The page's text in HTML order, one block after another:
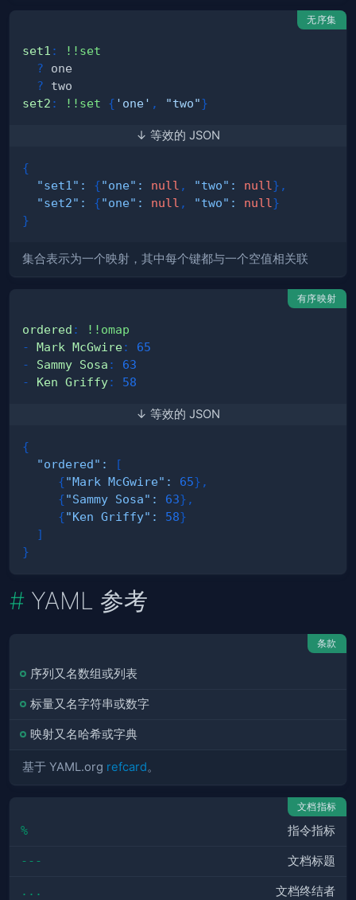
无序集
set1 :
!!set
?
?
set2 : !!set { 'one' , "two"}
↓ 等效的 JSON
{
"set1" : {"one" : null , "two" : null } ,
"set2" : {"one" : null , "two" : null }
}
集合表示为一个映射，其中每个键都与一个空值相关联
有序映射
ordered :
!!omap
-
Mark McGwire:
65
-
Sammy Sosa :
63
-
Ken Griffy: 58
↓ 等效的 JSON
{
"ordered" :
[
{"Mark McGwire" : 65} ,
{"Sammy Sosa" : 63} ,
{"Ken Griffy" : 58}
]
}
YAML 参考
条款
序列又名数组或列表
标量又名字符串或数字
映射又名哈希或字典
基于 YAML.org refcard。
文档指标
% 指令指标
--- 文档标题
... 文档终结者